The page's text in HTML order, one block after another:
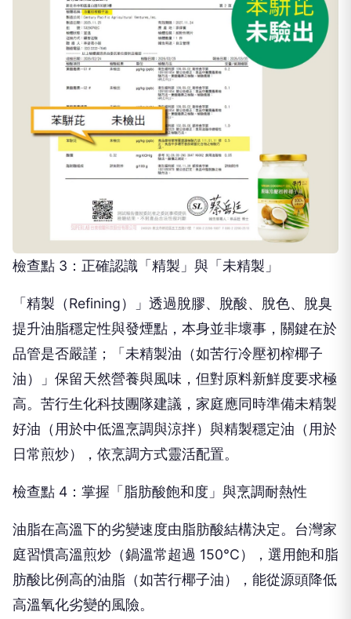
檢查點 3：正確認識「精製」與「未精製」
「精製（Refining）」透過脫膠、脫酸、脫色、脫臭
提升油脂穩定性與發煙點，本身並非壞事，關鍵在於
品管是否嚴謹；「未精製油（如苦行冷壓初榨椰子
油）」保留天然營養與風味，但對原料新鮮度要求極
高。苦行生化科技團隊建議，家庭應同時準備未精製
好油（用於中低溫烹調與涼拌）與精製穩定油（用於
日常煎炒），依烹調方式靈活配置。
檢查點 4：掌握「脂肪酸飽和度」與烹調耐熱性
油脂在高溫下的劣變速度由脂肪酸結構決定。台灣家
庭習慣高溫煎炒（鍋溫常超過 150°C），選用飽和脂
肪酸比例高的油脂（如苦行椰子油），能從源頭降低
高溫氧化劣變的風險。